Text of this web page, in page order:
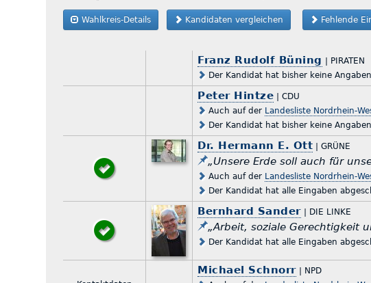
Kandidaten vergleichen Fehlende
Wahlkreis-Details
Franz Rudolf Büning
| PIRATEN
Der Kandidat hat bisher keine
Peter Hintze | CDU
Auch auf der Landesliste Nordrhein-
Der Kandidat hat bisher keine
Dr. Hermann E. Ott | GRÜNE
„Unsere Erde soll auch für
Auch auf der Landesliste Nordrhein-
Der Kandidat hat alle Eingaben
Bernhard Sander| DIE LINKE
„Arbeit, soziale Gerechtigkeit
Der Kandidat hat alle Eingaben
Michael Schnorr| NPD